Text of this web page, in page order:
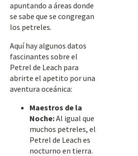
apuntando a áreas donde
se sabe que se congregan
los petreles.
Aquí hay algunos datos
fascinantes sobre el
Petrel de Leach para
abrirte el apetito por una
aventura oceánica:
Maestros de la
Noche:Al igual que
muchos petreles, el
Petrel de Leach es
nocturno en tierra.